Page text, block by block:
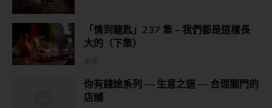
「情到龍匙」237 集 – 我們都是這樣長
大的（下集）
你有錢途系列 — 生意之道 — 合理關門的
店舖